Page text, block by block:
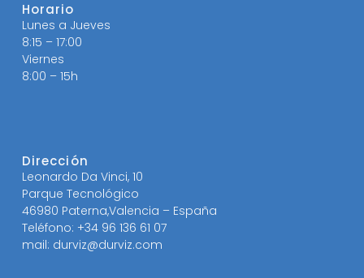
Horario
Lunes a Jueves
8:15 – 17:00
Viernes
8:00 – 15h
Dirección
Leonardo Da Vinci, 10
Parque Tecnológico
46980 Paterna,Valencia – España
Teléfono: +34 96 136 61 07
mail: durviz@durviz.com